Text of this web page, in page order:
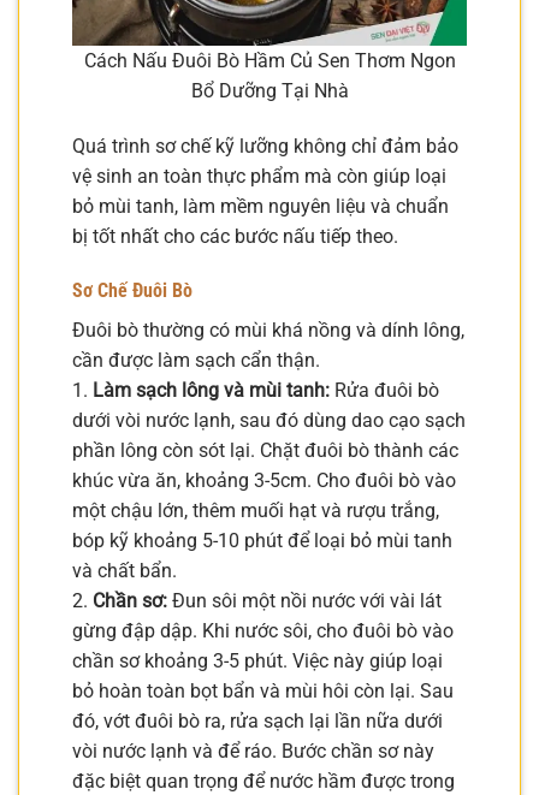
Cách Nấu Đuôi Bò Hầm Củ Sen Thơm Ngon
Bổ Dưỡng Tại Nhà
Quá trình sơ chế kỹ lưỡng không chỉ đảm bảo
vệ sinh an toàn thực phẩm mà còn giúp loại
bỏ mùi tanh, làm mềm nguyên liệu và chuẩn
bị tốt nhất cho các bước nấu tiếp theo.
Sơ Chế Đuôi Bò
Đuôi bò thường có mùi khá nồng và dính lông,
cần được làm sạch cẩn thận.
1. Làm sạch lông và mùi tanh: Rửa đuôi bò
dưới vòi nước lạnh, sau đó dùng dao cạo sạch
phần lông còn sót lại. Chặt đuôi bò thành các
khúc vừa ăn, khoảng 3-5cm. Cho đuôi bò vào
một chậu lớn, thêm muối hạt và rượu trắng,
bóp kỹ khoảng 5-10 phút để loại bỏ mùi tanh
và chất bẩn.
2. Chần sơ: Đun sôi một nồi nước với vài lát
gừng đập dập. Khi nước sôi, cho đuôi bò vào
chần sơ khoảng 3-5 phút. Việc này giúp loại
bỏ hoàn toàn bọt bẩn và mùi hôi còn lại. Sau
đó, vớt đuôi bò ra, rửa sạch lại lần nữa dưới
vòi nước lạnh và để ráo. Bước chần sơ này
đặc biệt quan trọng để nước hầm được trong